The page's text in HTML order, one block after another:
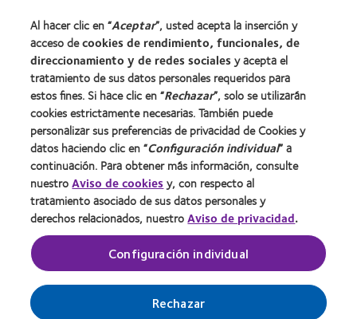
Usuario con experiencia
Acerca de CooperVision
Carreras
Noticias
Contacto
Legal
Política de privacidad
Condiciones del servicio
Gestionar preferencias de cookies
Al hacer clic en “Aceptar”, usted acepta la inserción y
acceso decookies de rendimiento, funcionales, de
direccionamiento y de redes socialesy acepta el
tratamiento de sus datos personales requeridos para
estos fines. Si hace clic en “Rechazar”, solo se utilizarán
cookies estrictamente necesarias. También puede
personalizar sus preferencias de privacidad de Cookies y
datos haciendo clic en “Configuración individual” a
continuación. Para obtener más información, consulte
nuestroAviso de cookiesy, con respecto al
tratamiento asociado de sus datos personales y
derechos relacionados, nuestroAviso de privacidad.
Configuración individual
Rechazar